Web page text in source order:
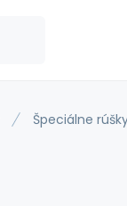
Špeciálne